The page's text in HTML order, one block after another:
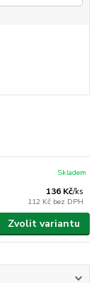
136 Kč/ks
112 Kč bez DPH
Skladem
Zvolit variantu